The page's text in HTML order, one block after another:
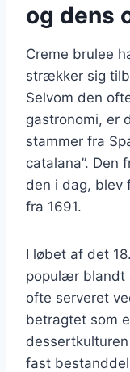
og dens
Creme brulee
strækker sig
Selvom den
gastronomi, er
stammer fra
catalana”. Den
den i dag, blev
fra 1691.
I løbet af det
populær blandt
ofte serveret
betragtet som
fast